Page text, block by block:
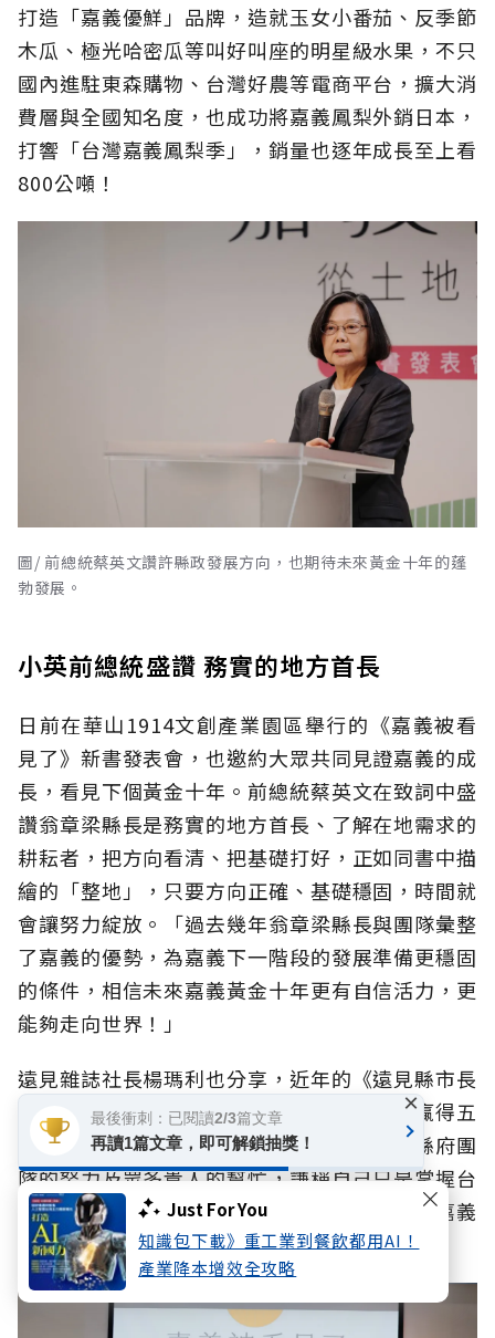
Just For You
知識包下載》重工業到餐飲都用AI！
產業降本增效全攻略
打造「嘉義優鮮」品牌，造就玉女小番茄、反季節
木瓜、極光哈密瓜等叫好叫座的明星級水果，不只
國內進駐東森購物、台灣好農等電商平台，擴大消
費層與全國知名度，也成功將嘉義鳳梨外銷日本，
打響「台灣嘉義鳳梨季」，銷量也逐年成長至上看
800公噸！
圖/ 前總統蔡英文讚許縣政發展方向，也期待未來黃金十年的蓬
勃發展。
小英前總統盛讚 務實的地方首長
日前在華山1914文創產業園區舉行的《嘉義被看
見了》新書發表會，也邀約大眾共同見證嘉義的成
長，看見下個黃金十年。前總統蔡英文在致詞中盛
讚翁章梁縣長是務實的地方首長、了解在地需求的
耕耘者，把方向看清、把基礎打好，正如同書中描
繪的「整地」，只要方向正確、基礎穩固，時間就
會讓努力綻放。「過去幾年翁章梁縣長與團隊彙整
了嘉義的優勢，為嘉義下一階段的發展準備更穩固
的條件，相信未來嘉義黃金十年更有自信活力，更
能夠走向世界！」
遠見雜誌社長楊瑪利也分享，近年的《遠見縣市長
施政滿意度調查》當中，翁章梁已連續五年贏得五
星首長肯定！而翁章梁也感謝縣民的支持、縣府團
隊的努力及眾多貴人的幫忙，謙稱自己只是掌握台
灣往南部發展的契機、掌握蔡英文前總統支持嘉義
的機會，可以有些許成績，向嘉義人交代！
最後衝刺：已閱讀2/3篇文章
再讀1篇文章，即可解鎖抽獎！
×